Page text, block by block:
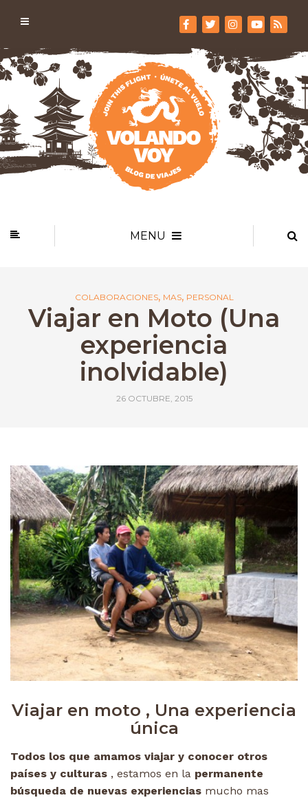
MENU
COLABORACIONES, MAS, PERSONAL
Viajar en Moto (Una
experiencia
inolvidable)
26 OCTUBRE, 2015
Viajar en moto , Una experiencia
única
Todos los que amamos viajar y conocer otros
países y culturas , estamos en la permanente
búsqueda de nuevas experiencias mucho mas